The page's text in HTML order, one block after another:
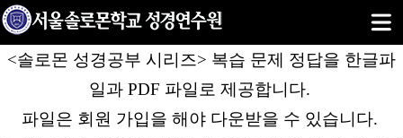
<솔로몬 성경공부 시리즈> 복습 문제 정답을 한글파
일과 PDF 파일로 제공합니다.
파일은 회원 가입을 해야 다운받을 수 있습니다.